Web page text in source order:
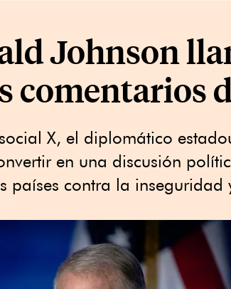
Johnson
comentarios
X, el diplomático
en una discusión
países contra la inseguridad